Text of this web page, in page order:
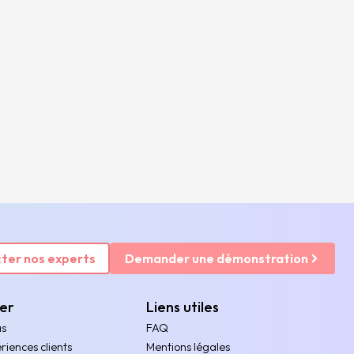
nos experts Demander une démonstration
clients
Liens utiles
FAQ
Mentions légales